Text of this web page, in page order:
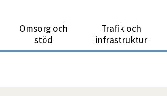
Omsorg och
stöd
Trafik och
infrastruktur